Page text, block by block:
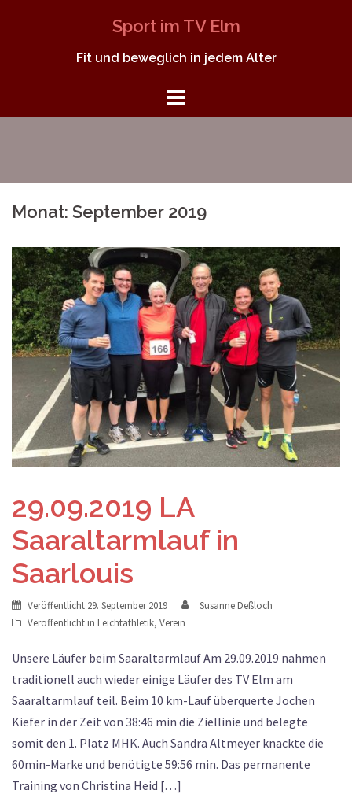
Sport im TV Elm
Fit und beweglich in jedem Alter
Monat: September 2019
29.09.2019 LA
Saaraltarmlauf in
Saarlouis
Veröffentlicht 29. September 2019
Susanne Deßloch
Veröffentlicht in Leichtathletik, Verein
Unsere Läufer beim Saaraltarmlauf Am 29.09.2019 nahmen
traditionell auch wieder einige Läufer des TV Elm am
Saaraltarmlauf teil. Beim 10 km-Lauf überquerte Jochen
Kiefer in der Zeit von 38:46 min die Ziellinie und belegte
somit den 1. Platz MHK. Auch Sandra Altmeyer knackte die
60min-Marke und benötigte 59:56 min. Das permanente
Training von Christina Heid […]